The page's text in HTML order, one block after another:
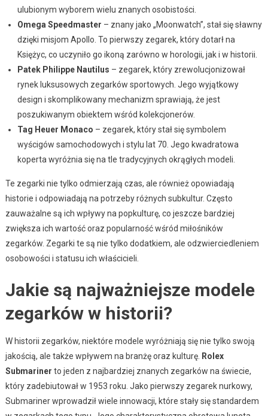
ulubionym wyborem wielu znanych osobistości.
Omega Speedmaster – znany jako „Moonwatch”, stał się sławny
dzięki misjom Apollo. To pierwszy zegarek, który dotarł na
Księżyc, co uczyniło go ikoną zarówno w horologii, jak i w historii.
Patek Philippe Nautilus – zegarek, który zrewolucjonizował
rynek luksusowych zegarków sportowych. Jego wyjątkowy
design i skomplikowany mechanizm sprawiają, że jest
poszukiwanym obiektem wśród kolekcjonerów.
Tag Heuer Monaco – zegarek, który stał się symbolem
wyścigów samochodowych i stylu lat 70. Jego kwadratowa
koperta wyróżnia się na tle tradycyjnych okrągłych modeli.
Te zegarki nie tylko odmierzają czas, ale również opowiadają
historie i odpowiadają na potrzeby różnych subkultur. Często
zauważalne są ich wpływy na popkulturę, co jeszcze bardziej
zwiększa ich wartość oraz popularność wśród miłośników
zegarków. Zegarki te są nie tylko dodatkiem, ale odzwierciedleniem
osobowości i statusu ich właścicieli.
Jakie są najważniejsze modele
zegarków w historii?
W historii zegarków, niektóre modele wyróżniają się nie tylko swoją
jakością, ale także wpływem na branżę oraz kulturę. Rolex
Submariner to jeden z najbardziej znanych zegarków na świecie,
który zadebiutował w 1953 roku. Jako pierwszy zegarek nurkowy,
Submariner wprowadził wiele innowacji, które stały się standardem